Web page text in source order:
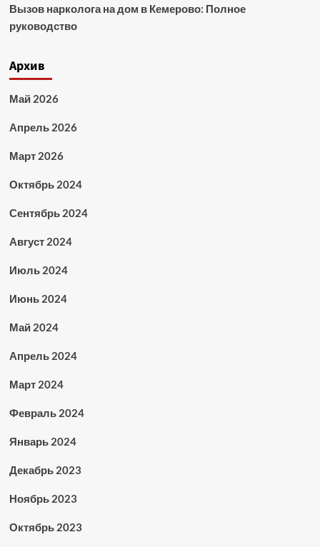
Вызов нарколога на дом в Кемерово: Полное
руководство
Архив
Май 2026
Апрель 2026
Март 2026
Октябрь 2024
Сентябрь 2024
Август 2024
Июль 2024
Июнь 2024
Май 2024
Апрель 2024
Март 2024
Февраль 2024
Январь 2024
Декабрь 2023
Ноябрь 2023
Октябрь 2023